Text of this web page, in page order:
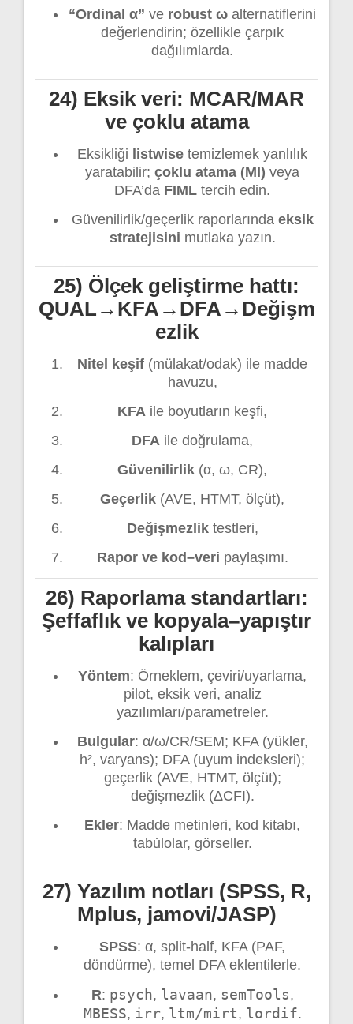
“Ordinal α” ve robust ω alternatiflerini
değerlendirin; özellikle çarpık
dağılımlarda.
24) Eksik veri: MCAR/MAR
ve çoklu atama
Eksikliği listwise temizlemek yanlılık
yaratabilir; çoklu atama (MI) veya
DFA’da FIML tercih edin.
Güvenilirlik/geçerlik raporlarında eksik
stratejisini mutlaka yazın.
25) Ölçek geliştirme hattı:
QUAL→KFA→DFA→Değişm
ezlik
Nitel keşif (mülakat/odak) ile madde
havuzu,
KFA ile boyutların keşfi,
DFA ile doğrulama,
Güvenilirlik (α, ω, CR),
Geçerlik (AVE, HTMT, ölçüt),
Değişmezliktestleri,
Rapor ve kod–veri paylaşımı.
26) Raporlama standartları:
Şeffaflık ve kopyala–yapıştır
kalıpları
Yöntem: Örneklem, çeviri/uyarlama,
pilot, eksik veri, analiz
yazılımları/parametreler.
Bulgular: α/ω/CR/SEM; KFA (yükler,
h², varyans); DFA (uyum indeksleri);
geçerlik (AVE, HTMT, ölçüt);
değişmezlik (ΔCFI).
Ekler: Madde metinleri, kod kitabı,
tabu̇lolar, görseller.
27) Yazılım notları (SPSS, R,
Mplus, jamovi/JASP)
SPSS: α, split-half, KFA (PAF,
döndürme), temel DFA eklentilerle.
R: psych, lavaan, semTools,
MBESS, irr, ltm/mirt, lordif.